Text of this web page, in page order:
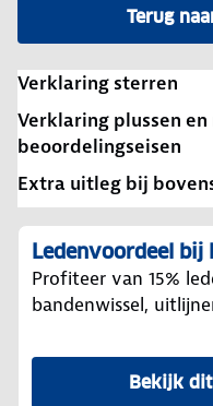
Terug
Verklaring sterren
Verklaring plussen en
beoordelingseisen
Extra uitleg bij
Ledenvoordeel
Profiteer van 15%
bandenwissel,
Bekijk